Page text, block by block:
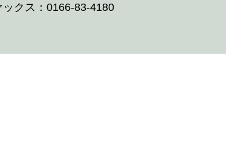
ックス：0166-83-4180